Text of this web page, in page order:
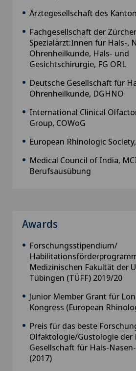
Ärztegesellschaft des
Fachgesellschaft der Zürcher
Spezialärzt:Innen für Hals-,
Ohrenheilkunde, Hals- und
Gesichtschirurgie, FG ORL
Deutsche Gesellschaft für
Ohrenheilkunde, DGHNO
International Clinical
Group, COWoG
European Rhinologic Society,
Medical Council of India,
Berufsausübung
Awards
Forschungsstipendium/
Medizinischen Fakultät der
Tübingen (TÜFF) 2019/20
Junior Member Grant für
Kongress (European
Preis für das beste
Olfaktologie/Gustologie der
Gesellschaft für Hals-
(2017)